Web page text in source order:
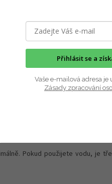
válečku silně vytlačí
nebo hladkou moukou.
Pokud použijete vodu, je
Přihlásit se a
Vaše e-mailová adresa je
Zásady zpracování